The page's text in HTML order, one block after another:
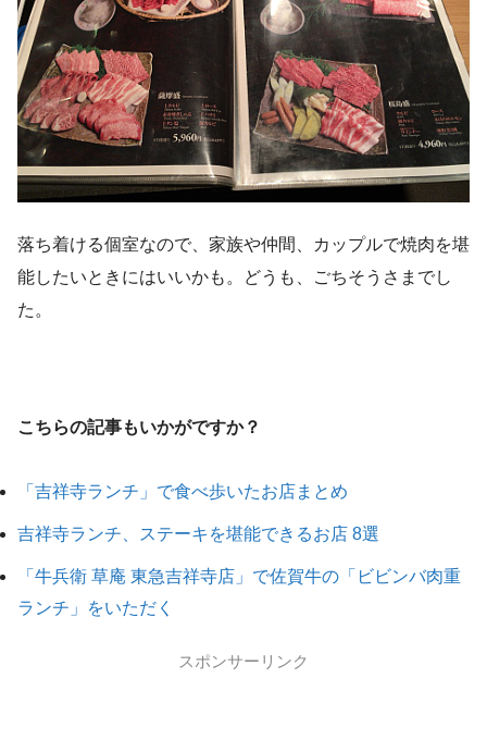
落ち着ける個室なので、家族や仲間、カップルで焼肉を堪
能したいときにはいいかも。どうも、ごちそうさまでし
た。
こちらの記事もいかがですか？
「吉祥寺ランチ」で食べ歩いたお店まとめ
吉祥寺ランチ、ステーキを堪能できるお店 8選
「牛兵衛 草庵 東急吉祥寺店」で佐賀牛の「ビビンバ肉重
ランチ」をいただく
スポンサーリンク